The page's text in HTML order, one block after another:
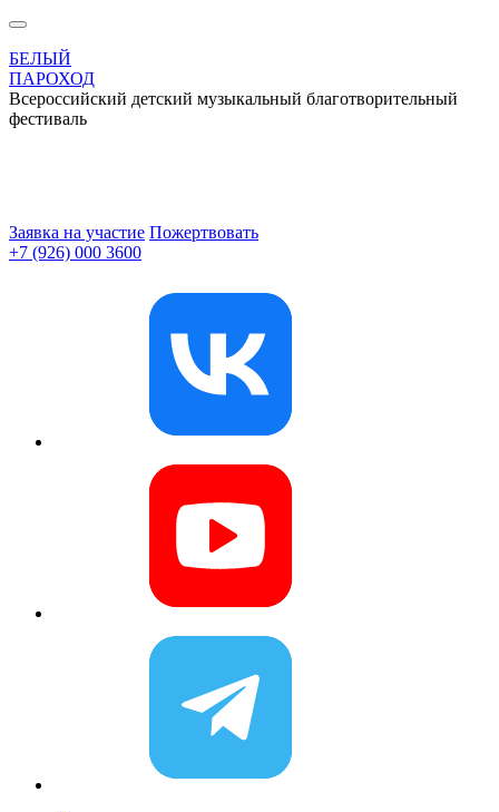
БЕЛЫЙ
ПАРОХОД
Всероссийский детский музыкальный благотворительный
фестиваль
Заявка на участие Пожертвовать
+7 (926) 000 3600